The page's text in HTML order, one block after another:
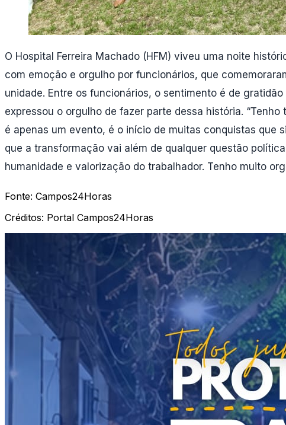
O Hospital Ferreira Machado (HFM) viveu uma noite
com emoção e orgulho por funcionários, que
unidade. Entre os funcionários, o sentimento é de
expressou o orgulho de fazer parte dessa história.
é apenas um evento, é o início de muitas conquistas que
que a transformação vai além de qualquer questão
humanidade e valorização do trabalhador. Tenho muito
Fonte: Campos24Horas
Créditos: Portal Campos24Horas